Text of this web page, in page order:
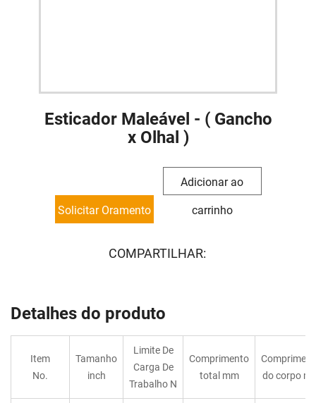
Esticador Maleável - ( Gancho
x Olhal )
Solicitar Oramento
Adicionar ao
carrinho
COMPARTILHAR:
Detalhes do produto
Item
No.
Tamanho
inch
Limite De
Carga De
Trabalho N
Comprimento
total mm
do corpo